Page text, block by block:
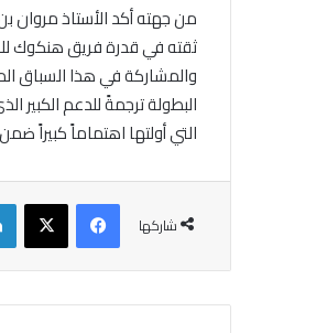
من جهته أكد الأستاذ
ثقته في قدرة فريق هنكوك
والمشاركة في هذا السباق
البطولة ترجمةً للدعم
التي أولتها اهتماماً كبيراً ضمن
شاركها
فيسبوك